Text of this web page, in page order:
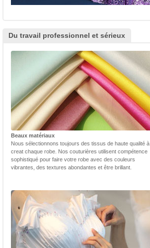
Du travail professionnel et sérieux
Beaux matériaux
Nous sélectionnons toujours des tissus de haute qualité à
creat chaque robe. Nos couturières utilisent compétence
sophistiqué pour faire votre robe avec des couleurs
vibrantes, des textures abondantes et être brillant.